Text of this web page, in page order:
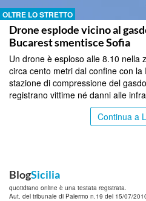
OLTRE LO STRETTO
Drone esplode vicino al
Bucarest smentisce Sofia
Un drone è esploso alle 8.10 nella
circa cento metri dal confine con
stazione di compressione del
registrano vittime né danni alle
Continua a
BlogSicilia
quotidiano online è una testata registrata.
Aut. del tribunale di Palermo n.19 del 15/07/